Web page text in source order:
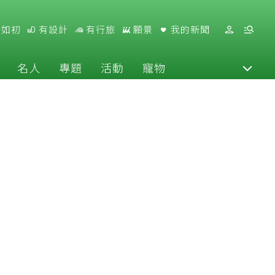
初 有設計 有行旅 願景 我的新聞
名人 專題 活動 寵物